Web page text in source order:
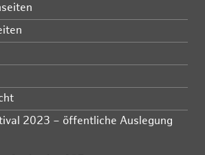
2023 – öffentliche Auslegung